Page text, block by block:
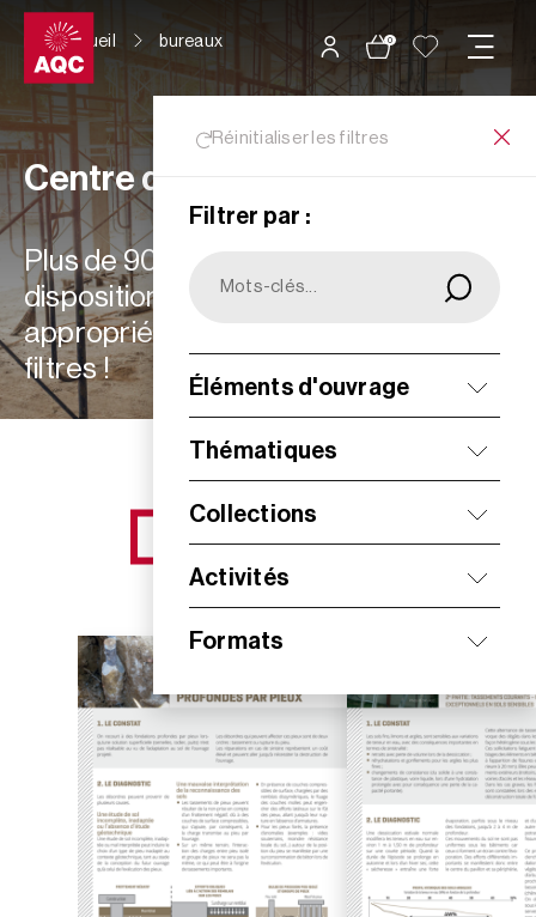
Panneau de gestion des cookies
0
Accueil bureaux
Réinitialiser les filtres
Filtrer par :
Éléments d'ouvrage
Thématiques
Collections
Activités
Formats
Centre de ressources
Plus de 900 ressources à votre
disposition : choisissez les plus
appropriées à vos besoins grâce aux
filtres !
NOS NOUVEAUTÉS